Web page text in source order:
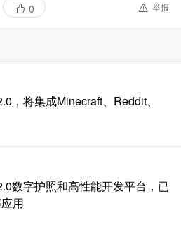
0 举报
，将集成Minecraft、Reddit、
数字护照和高性能开发平台，已
用